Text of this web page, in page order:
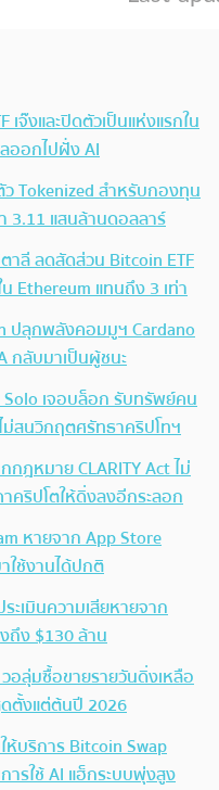
จ๊งและปิดตัวเป็นแห่งแรกใน
ออกไปฝั่ง AI
ว Tokenized สำหรับกองทุน
3.11 แสนล้านดอลลาร์
ลี ลดสัดส่วน Bitcoin ETF
Ethereum แทนถึง 3 เท่า
ปลุกพลังคอมมูฯ Cardano
กลับมาเป็นผู้ชนะ
เจอบล็อก รับทรัพย์คน
ม่สนวิกฤตศรัทธาคริปโทฯ
ฎหมาย CLARITY Act ไม่
คริปโตให้ดิ่งลงอีกระลอก
หายจาก App Store
ใช้งานได้ปกติ
ะเมินความเสียหายจาก
ถึง $130 ล้าน
อลุ่มซื้อขายรายวันดิ่งเหลือ
ตั้งแต่ต้นปี 2026
ห้บริการ Bitcoin Swap
ารใช้ AI แฮ็กระบบพุ่งสูง